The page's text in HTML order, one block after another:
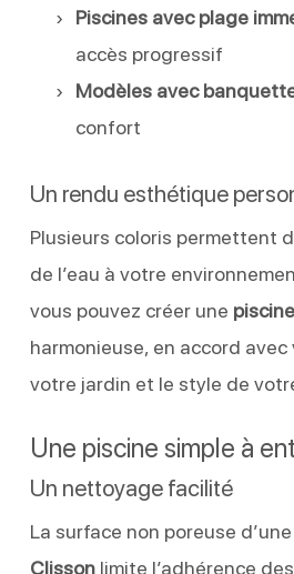
Piscines avec plage
accès progressif
Modèles avec
confort
Un rendu esthétique
Plusieurs coloris permettent
de l’eau à votre
vous pouvez créer une
harmonieuse, en accord
votre jardin et le style de
Une piscine simple à
Un nettoyage facilité
La surface non poreuse d’une
Clissonlimite l’adhérence